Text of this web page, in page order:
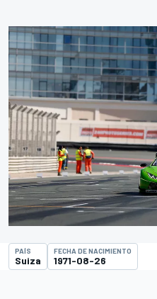
PAÍS
Suiza
FECHA DE NACIMIENTO
1971-08-26